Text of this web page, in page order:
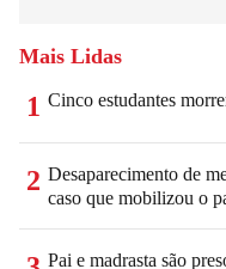
Mais Lidas
1 Cinco estudantes
2 Desaparecimento de
caso que mobilizou o
Pai e madrasta são